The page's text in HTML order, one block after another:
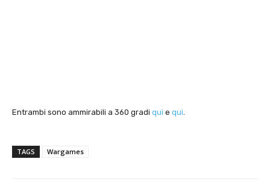
Entrambi sono ammirabili a 360 gradi qui e qui.
TAGS Wargames